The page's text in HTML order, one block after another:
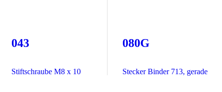
043
Stiftschraube M8 x 10
080G
Stecker Binder 713, gerade